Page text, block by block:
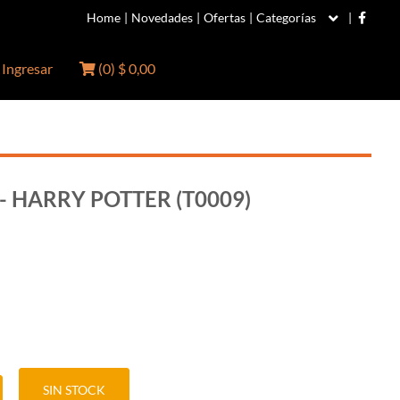
Home | Novedades | Ofertas | Categorías |
Ingresar (0) $ 0,00
HARRY POTTER (T0009)
SIN STOCK